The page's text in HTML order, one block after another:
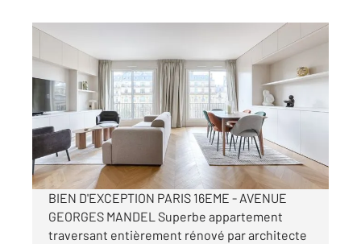
PARIS 75016
76,42 m2, 3 pièces
Ref : 10178
Appartement F3 à louer
4 995 €
par mois charges comprises
BIEN D'EXCEPTION PARIS 16EME - AVENUE
GEORGES MANDEL Superbe appartement
traversant entièrement rénové par architecte